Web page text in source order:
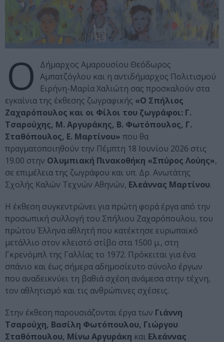
O
Δήμαρχος Αμαρουσίου Θεόδωρος
Αμπατζόγλου και η αντιδήμαρχος Πολιτισμού
Ειρήνη-Μαρία Χαλιώτη σας προσκαλούν στα
εγκαίνια της έκθεσης ζωγραφικής «Ο Σπήλιος
Ζαχαρόπουλος και οι Φίλοι του ζωγράφοι: Γ.
Τσαρούχης, Μ. Αργυράκης, Β. Φωτόπουλος, Γ.
Σταθόπουλος, Ε. Μαρτίνου» που θα
πραγματοποιηθούν την Πέμπτη 18 Ιουνίου 2026 στις
19.00 στην Ολυμπιακή Πινακοθήκη «Σπύρος Λούης»,
σε επιμέλεια της ζωγράφου και υπ. Δρ. Ανωτάτης
Σχολής Καλών Τεχνών Αθηνών, Ελεάννας Μαρτίνου.
Η έκθεση συγκεντρώνει για πρώτη φορά έργα από την
προσωπική συλλογή του Σπήλιου Ζαχαρόπουλου, του
πρώτου Έλληνα αθλητή που κατέκτησε ευρωπαϊκό
μετάλλιο στον κλειστό στίβο στα 1500 μ., στη
Γκρενόμπλ της Γαλλίας το 1972. Πρόκειται για ένα
σπάνιο και έως σήμερα αδημοσίευτο σύνολο έργων
που αναδεικνύει τη βαθιά σχέση ανάμεσα στην τέχνη,
τον αθλητισμό και τις ανθρώπινες σχέσεις.
Στην έκθεση παρουσιάζονται έργα των Γιάννη
Τσαρούχη, Βασίλη Φωτόπουλου, Γιώργου
Σταθόπουλου, Μίνω Αργυράκη και Ελεάννας